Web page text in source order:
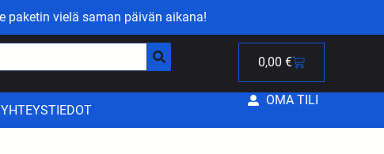
paketin vielä saman päivän aikana!
0,00 €
YHTEYSTIEDOT
OMA TILI